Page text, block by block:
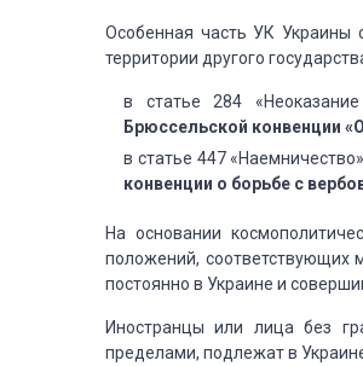
Особенная часть УК Украины
территории другого
в статье 284
Брюссельской конвенции
в статье 447
конвенции о борьбе с
На основании
положений,
постоянно в Украине и
Иностранцы или лица без
пределами, подлежат в